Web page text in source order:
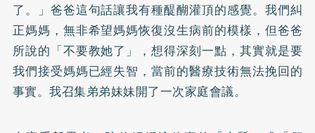
了。」爸爸這句話讓我有種醍醐灌頂的感覺。我們糾
正媽媽，無非希望媽媽恢復沒生病前的模樣，但爸爸
所說的「不要教她了」，想得深刻一點，其實就是要
我們接受媽媽已經失智，當前的醫療技術無法挽回的
事實。我召集弟弟妹妹開了一次家庭會議。